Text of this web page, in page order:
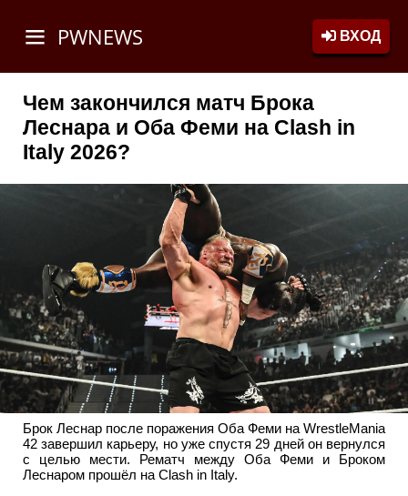
PWNEWS ВХОД
Чем закончился матч Брока
Леснара и Оба Феми на Clash in
Italy 2026?
Брок Леснар после поражения Оба Феми на WrestleMania
42 завершил карьеру, но уже спустя 29 дней он вернулся
с целью мести. Рематч между Оба Феми и Броком
Леснаром прошёл на Clash in Italy.